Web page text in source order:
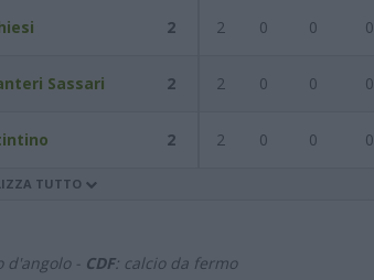
2 2 0 0 0
Sassari 2 2 0 0 0
2 2 0 0 0
TUTTO
d'angolo - CDF: calcio da fermo